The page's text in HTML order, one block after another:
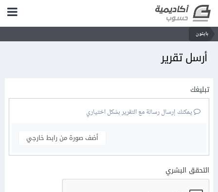
بايثون
أرسل تقرير
تبليغك
يمكنك إرسال رسالة مع التقرير بشكل اختياري
أضف صورة من رابط خارجي
التحقق البشري